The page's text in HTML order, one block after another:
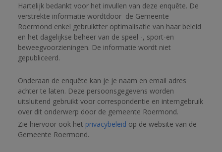
Hartelijk bedankt voor het invullen van deze enquête. De
verstrekte informatie wordtdoor de Gemeente
Roermond enkel gebruiktter optimalisatie van haar beleid
en het dagelijkse beheer van de speel -, sport-en
beweegvoorzieningen. De informatie wordt niet
gepubliceerd.
Onderaan de enquête kan je je naam en email adres
achter te laten. Deze persoonsgegevens worden
uitsluitend gebruikt voor correspondentie en interngebruik
over dit onderwerp door de gemeente Roermond.
Zie hiervoor ook het privacybeleid op de website van de
Gemeente Roermond.